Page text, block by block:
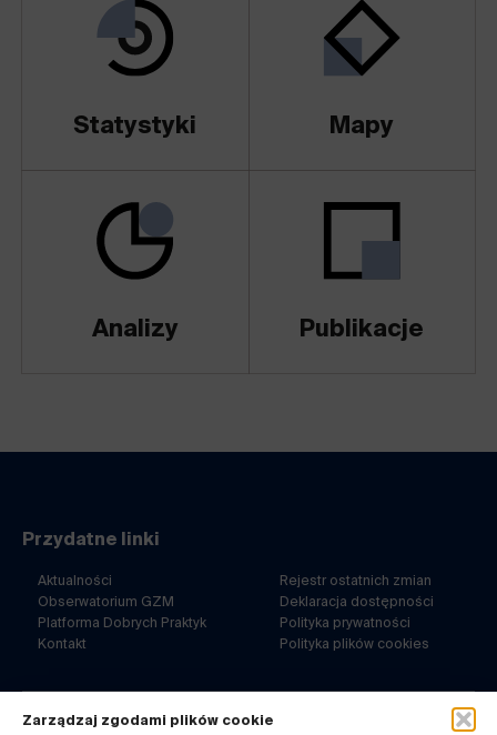
Zarządzaj zgodami plików cookie
Statystyki Mapy
Analizy Publikacje
Przydatne linki
Aktualności
Obserwatorium GZM
Platforma Dobrych Praktyk
Kontakt
Rejestr ostatnich zmian
Deklaracja dostępności
Polityka prywatności
Polityka plików cookies